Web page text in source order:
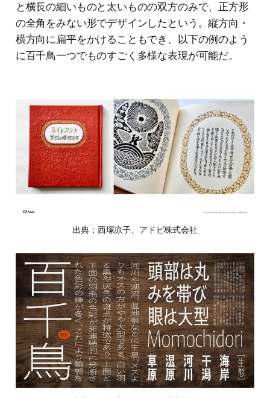
と横長の細いものと太いものの双方のみで、正方形
の全角をみない形でデザインしたという。縦方向・
横方向に扁平をかけることもでき、以下の例のよう
に百千鳥一つでものすごく多様な表現が可能だ。
出典：西塚凉子、アドビ株式会社